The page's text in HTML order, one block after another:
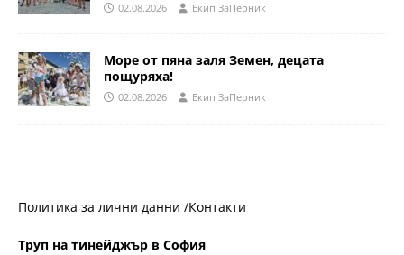
02.08.2026 Eкип ЗаПерник
Море от пяна заля Земен, децата
пощуряха!
02.08.2026 Eкип ЗаПерник
Политика за лични данни /Контакти
Труп на тинейджър в София